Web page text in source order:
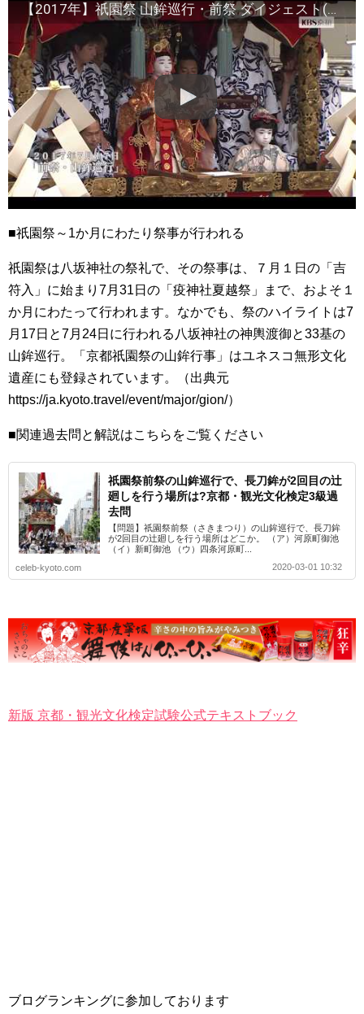
【2017年】祇園祭 山鉾巡行・前祭 ダイジェスト(～しめ縄切りまで)
■祇園祭～1か月にわたり祭事が行われる
祇園祭は八坂神社の祭礼で、その祭事は、７月１日の「吉
符入」に始まり7月31日の「疫神社夏越祭」まで、およそ１
か月にわたって行われます。なかでも、祭のハイライトは7
月17日と7月24日に行われる八坂神社の神輿渡御と33基の
山鉾巡行。「京都祇園祭の山鉾行事」はユネスコ無形文化
遺産にも登録されています。（出典元
https://ja.kyoto.travel/event/major/gion/）
■関連過去問と解説はこちらをご覧ください
祇園祭前祭の山鉾巡行で、長刀鉾が2回目の辻
廻しを行う場所は?京都・観光文化検定3級過
去問
【問題】祇園祭前祭（さきまつり）の山鉾巡行で、長刀鉾
が2回目の辻廻しを行う場所はどこか。 （ア）河原町御池
（イ）新町御池 （ウ）四条河原町...
celeb-kyoto.com
2020-03-01 10:32
新版 京都・観光文化検定試験公式テキストブック
ブログランキングに参加しております